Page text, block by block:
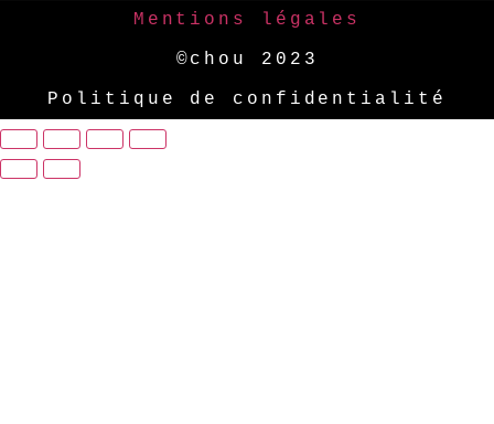
Mentions légales
©chou 2023
Politique de confidentialité